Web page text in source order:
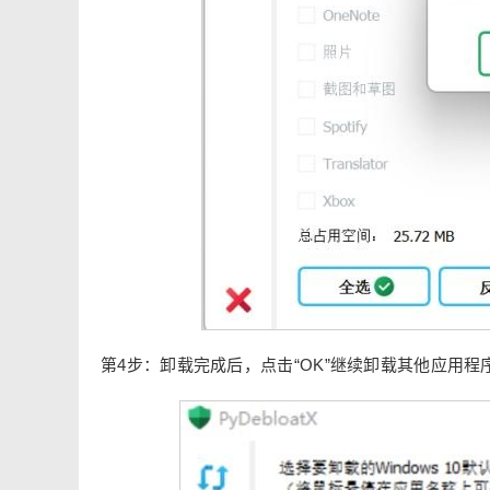
第4步：卸载完成后，点击“OK”继续卸载其他应用程